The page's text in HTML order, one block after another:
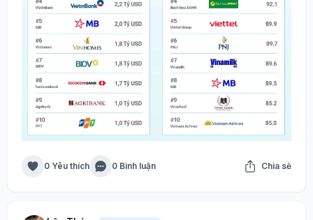
0 Yêu thích 0 Bình luận Chia sẻ